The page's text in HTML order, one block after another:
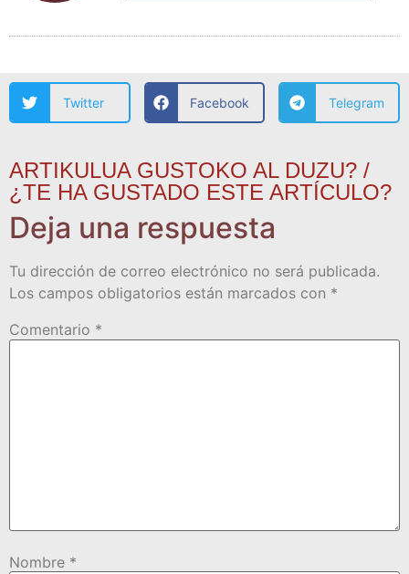
Twitter Facebook Telegram
ARTIKULUA GUSTOKO AL DUZU? /
¿TE HA GUSTADO ESTE ARTÍCULO?
Deja una respuesta
Tu dirección de correo electrónico no será publicada.
Los campos obligatorios están marcados con *
Comentario *
Nombre *